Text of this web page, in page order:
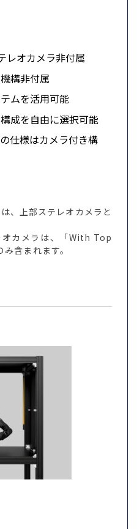
レオカメラ非付属
構非付属
ムを活用可能
成を自由に選択可能
仕様はカメラ付き構
、上部ステレオカメラと
カメラは、「With Top
含まれます。